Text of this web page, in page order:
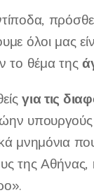
όλοι μας
το θέμα της
για τις
υπουργούς
μνημόνια
της